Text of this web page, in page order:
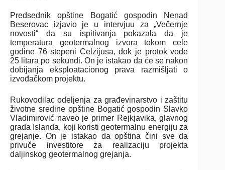
Predsednik opštine Bogatić gospodin Nenad
Beserovac izjavio je u intervjuu za „Večernje
novosti“ da su ispitivanja pokazala da je
temperatura geotermalnog izvora tokom cele
godine 76 stepeni Celzijusa, dok je protok vode
25 litara po sekundi. On je istakao da će se nakon
dobijanja eksploatacionog prava razmišljati o
izvođačkom projektu.
Rukovodilac odeljenja za građevinarstvo i zaštitu
životne sredine opštine Bogatić gospodin Slavko
Vladimirović naveo je primer Rejkjavika, glavnog
grada Islanda, koji koristi geotermalnu energiju za
grejanje. On je istakao da opština čini sve da
privuče investitore za realizaciju projekta
daljinskog geotermalnog grejanja.